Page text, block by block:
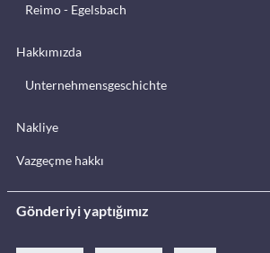
Reimo - Egelsbach
Hakkımızda
Unternehmensgeschichte
Nakliye
Vazgeçme hakkı
Gönderiyi yaptığımız